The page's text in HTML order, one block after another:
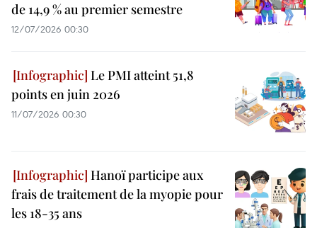
de 14,9 % au premier semestre
12/07/2026 00:30
Le PMI atteint 51,8
points en juin 2026
11/07/2026 00:30
Hanoï participe aux
frais de traitement de la myopie pour
les 18-35 ans